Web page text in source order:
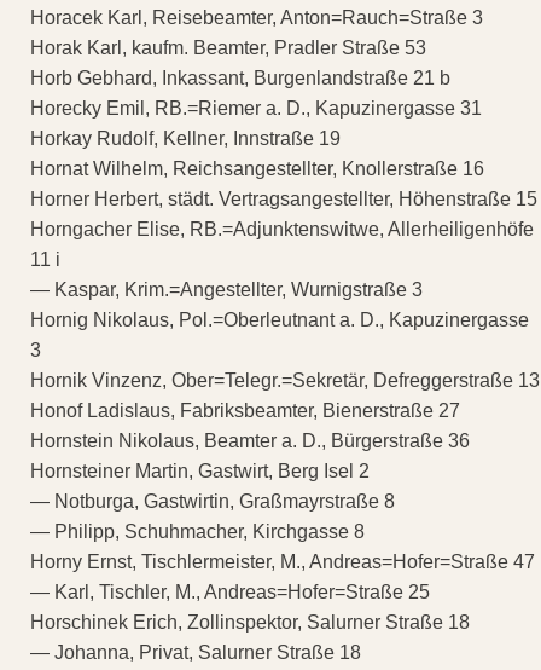
Horacek Karl, Reisebeamter, Anton=Rauch=Straße 3
Horak Karl, kaufm. Beamter, Pradler Straße 53
Horb Gebhard, Inkassant, Burgenlandstraße 21 b
Horecky Emil, RB.=Riemer a. D., Kapuzinergasse 31
Horkay Rudolf, Kellner, Innstraße 19
Hornat Wilhelm, Reichsangestellter, Knollerstraße 16
Horner Herbert, städt. Vertragsangestellter, Höhenstraße 15
Horngacher Elise, RB.=Adjunktenswitwe, Allerheiligenhöfe
11 i
— Kaspar, Krim.=Angestellter, Wurnigstraße 3
Hornig Nikolaus, Pol.=Oberleutnant a. D., Kapuzinergasse
3
Hornik Vinzenz, Ober=Telegr.=Sekretär, Defreggerstraße 13
Honof Ladislaus, Fabriksbeamter, Bienerstraße 27
Hornstein Nikolaus, Beamter a. D., Bürgerstraße 36
Hornsteiner Martin, Gastwirt, Berg Isel 2
— Notburga, Gastwirtin, Graßmayrstraße 8
— Philipp, Schuhmacher, Kirchgasse 8
Horny Ernst, Tischlermeister, M., Andreas=Hofer=Straße 47
— Karl, Tischler, M., Andreas=Hofer=Straße 25
Horschinek Erich, Zollinspektor, Salurner Straße 18
— Johanna, Privat, Salurner Straße 18